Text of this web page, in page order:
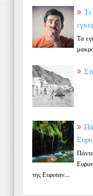
Τι
Τα
της Ευρυταν...